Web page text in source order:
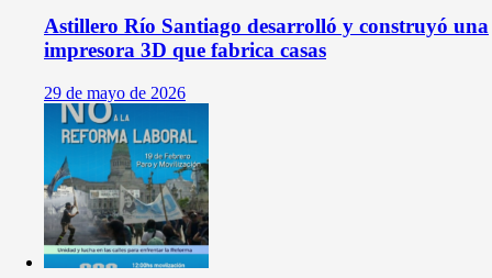
Astillero Río Santiago desarrolló y construyó una
impresora 3D que fabrica casas
29 de mayo de 2026